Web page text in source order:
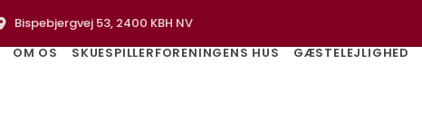
Bispebjergvej 53, 2400 KBH NV
OM OS SKUESPILLERFORENINGENS HUS GÆSTELEJLIGHED